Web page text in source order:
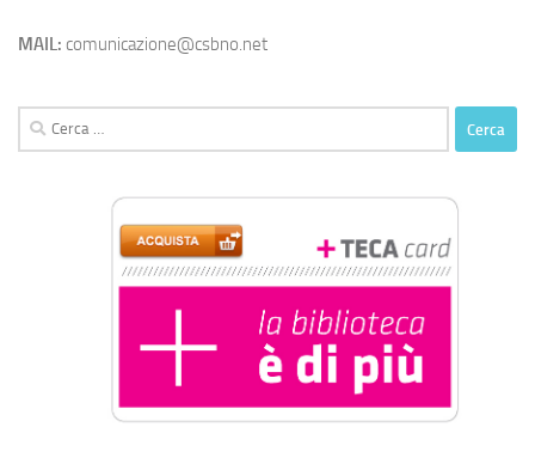
MAIL: comunicazione@csbno.net
Ricerca
per: